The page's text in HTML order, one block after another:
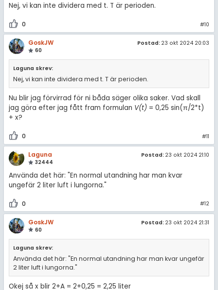
Nej, vi kan inte dividera med t. T är perioden.
0 #10
GoskJW
60
Postad: 23 okt 2024 20:03
Laguna skrev:
Nej, vi kan inte dividera med t. T är perioden.
Nu blir jag förvirrad för ni båda säger olika saker. Vad skall
jag göra efter jag fått fram formulan V(t) = 0,25 sin(π/2*t)
+ x?
0 #11
Laguna
32444
Postad: 23 okt 2024 21:10
Använda det här: "En normal utandning har man kvar
ungefär 2 liter luft i lungorna."
0 #12
GoskJW
60
Postad: 23 okt 2024 21:31
Laguna skrev:
Använda det här: "En normal utandning har man kvar ungefär
2 liter luft i lungorna."
Okej så x blir 2+A = 2+0,25 = 2,25 liter